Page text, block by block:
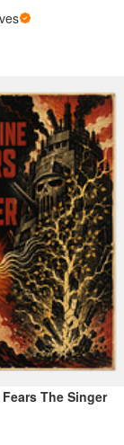
The Singer